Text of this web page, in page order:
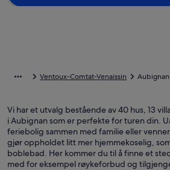
Ventoux-Comtat-Venaissin Aubignan
Vi har et utvalg bestående av 40 hus, 13
i Aubignan som er perfekte for turen din.
feriebolig sammen med familie eller
gjør oppholdet litt mer hjemmekoselig,
boblebad. Her kommer du til å finne et
med for eksempel røykeforbud og